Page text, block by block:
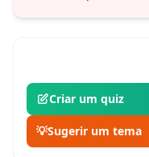
Criar um quiz
💡Sugerir um tema